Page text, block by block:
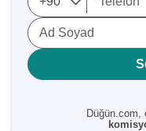
Ad Soyad